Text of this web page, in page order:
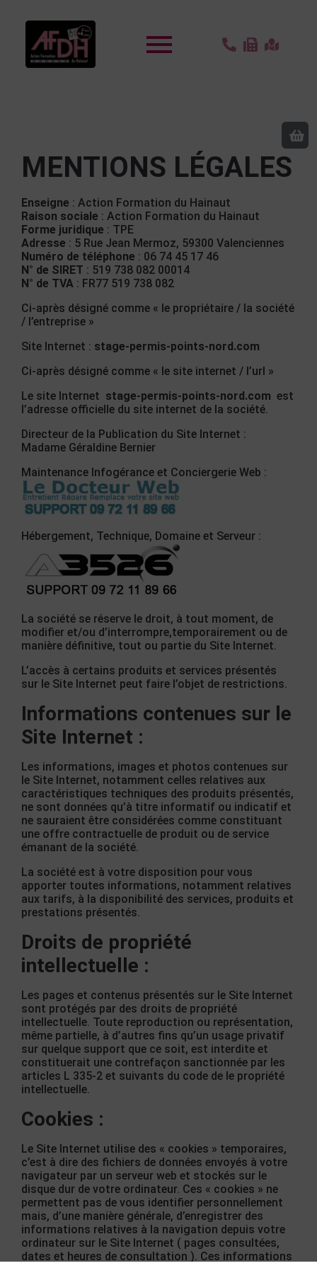
MENTIONS LÉGALES
Enseigne : Action Formation du Hainaut
Raison sociale : Action Formation du Hainaut
Forme juridique : TPE
Adresse : 5 Rue Jean Mermoz, 59300 Valenciennes
Numéro de téléphone : 06 74 45 17 46
N° de SIRET : 519 738 082 00014
N° de TVA : FR77 519 738 082
Ci-après désigné comme « le propriétaire / la société
/ l’entreprise »
Site Internet : stage-permis-points-nord.com
Ci-après désigné comme « le site internet / l’url »
Le site Internet stage-permis-points-nord.com est
l’adresse officielle du site internet de la société.
Directeur de la Publication du Site Internet :
Madame Géraldine Bernier
Maintenance Infogérance et Conciergerie Web :
Hébergement, Technique, Domaine et Serveur :
La société se réserve le droit, à tout moment, de
modifier et/ou d’interrompre,temporairement ou de
manière définitive, tout ou partie du Site Internet.
L’accès à certains produits et services présentés
sur le Site Internet peut faire l’objet de restrictions.
Informations contenues sur le
Site Internet :
Les informations, images et photos contenues sur
le Site Internet, notamment celles relatives aux
caractéristiques techniques des produits présentés,
ne sont données qu’à titre informatif ou indicatif et
ne sauraient être considérées comme constituant
une offre contractuelle de produit ou de service
émanant de la société.
La société est à votre disposition pour vous
apporter toutes informations, notamment relatives
aux tarifs, à la disponibilité des services, produits et
prestations présentés.
Droits de propriété
intellectuelle :
Les pages et contenus présentés sur le Site Internet
sont protégés par des droits de propriété
intellectuelle. Toute reproduction ou représentation,
même partielle, à d’autres fins qu’un usage privatif
sur quelque support que ce soit, est interdite et
constituerait une contrefaçon sanctionnée par les
articles L 335-2 et suivants du code de le propriété
intellectuelle.
Cookies :
Le Site Internet utilise des « cookies » temporaires,
c’est à dire des fichiers de données envoyés à votre
navigateur par un serveur web et stockés sur le
disque dur de votre ordinateur. Ces « cookies » ne
permettent pas de vous identifier personnellement
mais, d’une manière générale, d’enregistrer des
informations relatives à la navigation depuis votre
ordinateur sur le Site Internet ( pages consultées,
dates et heures de consultation ). Ces informations